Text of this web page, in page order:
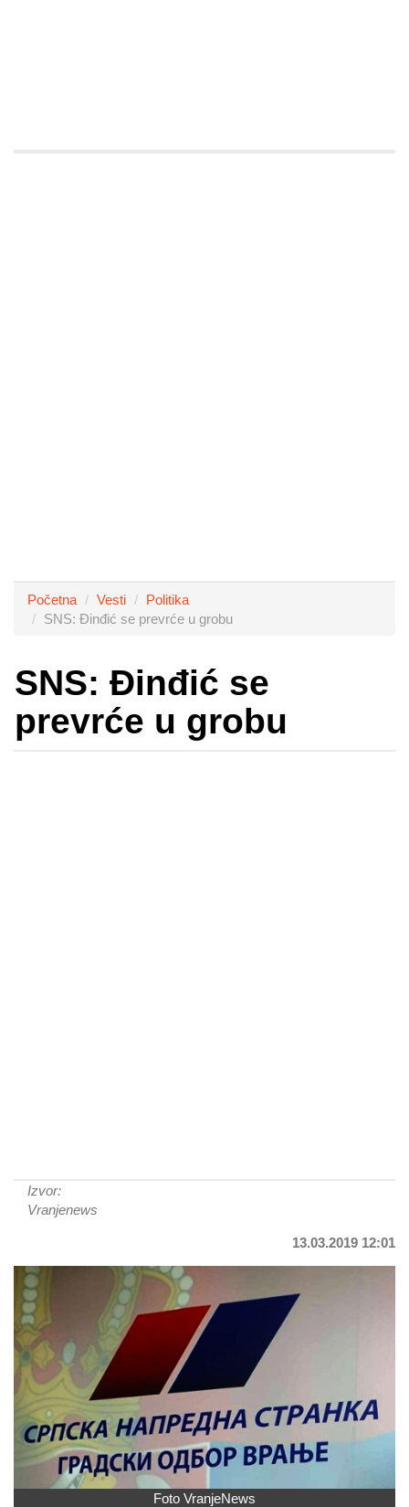
Početna Vesti
Politika
SNS: Đinđić se prevrće u grobu
SNS: Đinđić se
prevrće u grobu
Izvor:
Vranjenews
13.03.2019 12:01
Foto VranjeNews